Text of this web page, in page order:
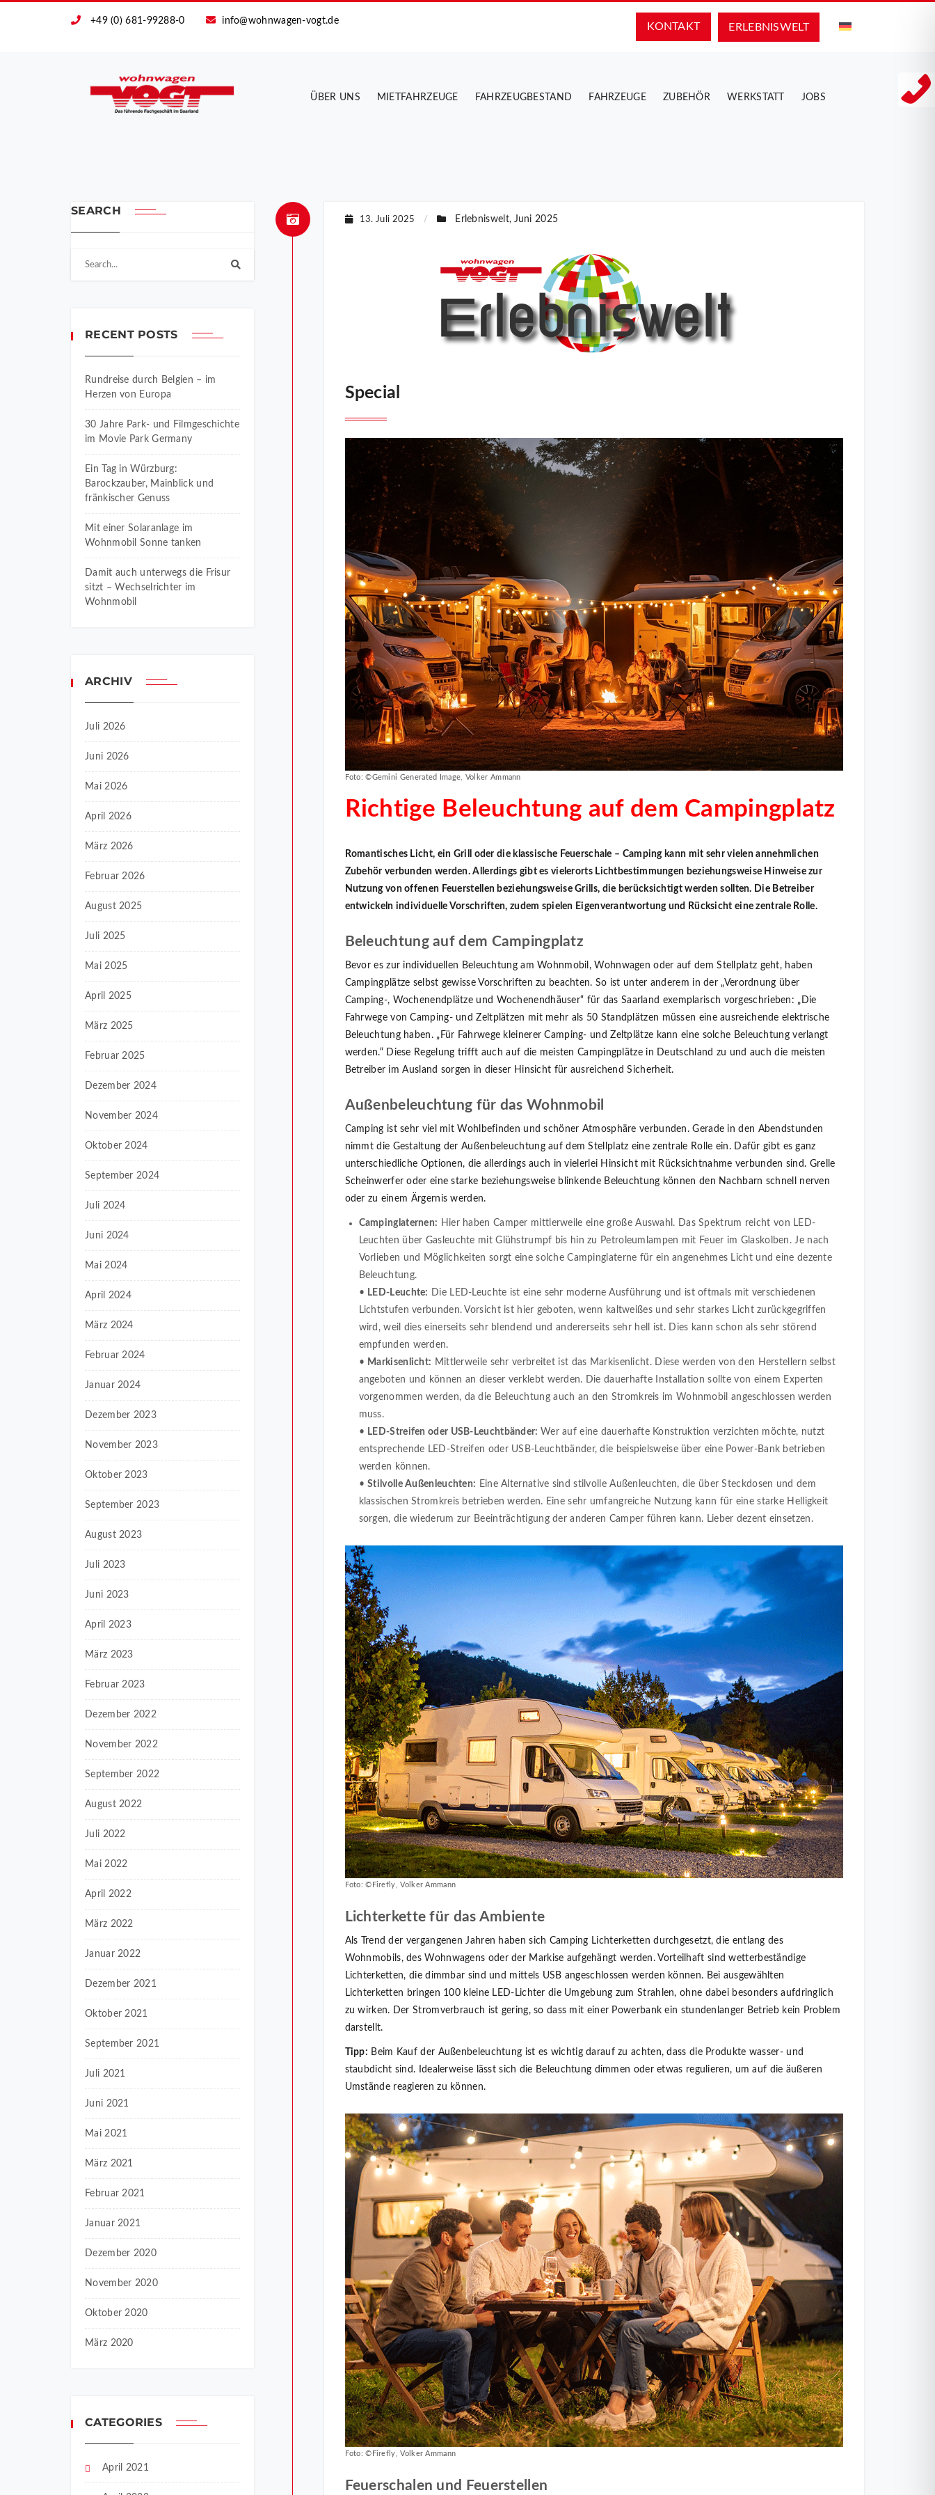
+49 (0) 681-99288-0 info@wohnwagen-vogt.de
ERLEBNIS­WELT
KONTAKT
ÜBER UNS MIETFAHRZEUGE FAHRZEUGBESTAND FAHRZEUGE ZUBEHÖR WERKSTATT JOBS
SEARCH
RECENT POSTS
Rundreise durch Belgien – im
Herzen von Europa
30 Jahre Park- und Filmgeschichte
im Movie Park Germany
Ein Tag in Würzburg:
Barockzauber, Mainblick und
fränkischer Genuss
Mit einer Solaranlage im
Wohnmobil Sonne tanken
Damit auch unterwegs die Frisur
sitzt – Wechselrichter im
Wohnmobil
ARCHIV
Juli 2026
Juni 2026
Mai 2026
April 2026
März 2026
Februar 2026
August 2025
Juli 2025
Mai 2025
April 2025
März 2025
Februar 2025
Dezember 2024
November 2024
Oktober 2024
September 2024
Juli 2024
Juni 2024
Mai 2024
April 2024
März 2024
Februar 2024
Januar 2024
Dezember 2023
November 2023
Oktober 2023
September 2023
August 2023
Juli 2023
Juni 2023
April 2023
März 2023
Februar 2023
Dezember 2022
November 2022
September 2022
August 2022
Juli 2022
Mai 2022
April 2022
März 2022
Januar 2022
Dezember 2021
Oktober 2021
September 2021
Juli 2021
Juni 2021
Mai 2021
März 2021
Februar 2021
Januar 2021
Dezember 2020
November 2020
Oktober 2020
März 2020
CATEGORIES
April 2021
13. Juli 2025 / Erlebniswelt, Juni 2025
Special
Foto: ©Gemini Generated Image, Volker Ammann
Richtige Beleuchtung auf dem Campingplatz
Romantisches Licht, ein Grill oder die klassische Feuerschale – Camping kann mit sehr vielen annehmlichen
Zubehör verbunden werden. Allerdings gibt es vielerorts Lichtbestimmungen beziehungsweise Hinweise zur
Nutzung von offenen Feuerstellen beziehungsweise Grills, die berücksichtigt werden sollten. Die Betreiber
entwickeln individuelle Vorschriften, zudem spielen Eigenverantwortung und Rücksicht eine zentrale Rolle.
Beleuchtung auf dem Campingplatz
Bevor es zur individuellen Beleuchtung am Wohnmobil, Wohnwagen oder auf dem Stellplatz geht, haben
Campingplätze selbst gewisse Vorschriften zu beachten. So ist unter anderem in der „Verordnung über
Camping-, Wochenendplätze und Wochenendhäuser“ für das Saarland exemplarisch vorgeschrieben: „Die
Fahrwege von Camping- und Zeltplätzen mit mehr als 50 Standplätzen müssen eine ausreichende elektrische
Beleuchtung haben. „Für Fahrwege kleinerer Camping- und Zeltplätze kann eine solche Beleuchtung verlangt
werden.“ Diese Regelung trifft auch auf die meisten Campingplätze in Deutschland zu und auch die meisten
Betreiber im Ausland sorgen in dieser Hinsicht für ausreichend Sicherheit.
Außenbeleuchtung für das Wohnmobil
Camping ist sehr viel mit Wohlbefinden und schöner Atmosphäre verbunden. Gerade in den Abendstunden
nimmt die Gestaltung der Außenbeleuchtung auf dem Stellplatz eine zentrale Rolle ein. Dafür gibt es ganz
unterschiedliche Optionen, die allerdings auch in vielerlei Hinsicht mit Rücksichtnahme verbunden sind. Grelle
Scheinwerfer oder eine starke beziehungsweise blinkende Beleuchtung können den Nachbarn schnell nerven
oder zu einem Ärgernis werden.
Campinglaternen: Hier haben Camper mittlerweile eine große Auswahl. Das Spektrum reicht von LED-
Leuchten über Gasleuchte mit Glühstrumpf bis hin zu Petroleumlampen mit Feuer im Glaskolben. Je nach
Vorlieben und Möglichkeiten sorgt eine solche Campinglaterne für ein angenehmes Licht und eine dezente
Beleuchtung.
• LED-Leuchte: Die LED-Leuchte ist eine sehr moderne Ausführung und ist oftmals mit verschiedenen
Lichtstufen verbunden. Vorsicht ist hier geboten, wenn kaltweißes und sehr starkes Licht zurückgegriffen
wird, weil dies einerseits sehr blendend und andererseits sehr hell ist. Dies kann schon als sehr störend
empfunden werden.
• Markisenlicht: Mittlerweile sehr verbreitet ist das Markisenlicht. Diese werden von den Herstellern selbst
angeboten und können an dieser verklebt werden. Die dauerhafte Installation sollte von einem Experten
vorgenommen werden, da die Beleuchtung auch an den Stromkreis im Wohnmobil angeschlossen werden
muss.
• LED-Streifen oder USB-Leuchtbänder: Wer auf eine dauerhafte Konstruktion verzichten möchte, nutzt
entsprechende LED-Streifen oder USB-Leuchtbänder, die beispielsweise über eine Power-Bank betrieben
werden können.
•Stilvolle Außenleuchten: Eine Alternative sind stilvolle Außenleuchten, die über Steckdosen und dem
klassischen Stromkreis betrieben werden. Eine sehr umfangreiche Nutzung kann für eine starke Helligkeit
sorgen, die wiederum zur Beeinträchtigung der anderen Camper führen kann. Lieber dezent einsetzen.
Foto: ©Firefly, Volker Ammann
Lichterkette für das Ambiente
Als Trend der vergangenen Jahren haben sich Camping Lichterketten durchgesetzt, die entlang des
Wohnmobils, des Wohnwagens oder der Markise aufgehängt werden. Vorteilhaft sind wetterbeständige
Lichterketten, die dimmbar sind und mittels USB angeschlossen werden können. Bei ausgewählten
Lichterketten bringen 100 kleine LED-Lichter die Umgebung zum Strahlen, ohne dabei besonders aufdringlich
zu wirken. Der Stromverbrauch ist gering, so dass mit einer Powerbank ein stundenlanger Betrieb kein Problem
darstellt.
Tipp: Beim Kauf der Außenbeleuchtung ist es wichtig darauf zu achten, dass die Produkte wasser- und
staubdicht sind. Idealerweise lässt sich die Beleuchtung dimmen oder etwas regulieren, um auf die äußeren
Umstände reagieren zu können.
Foto: ©Firefly, Volker Ammann
Feuerschalen und Feuerstellen